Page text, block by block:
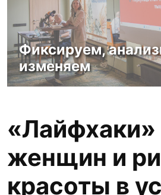
Фиксируем,
изменяем
«Лайфхаки»
женщин и
красоты в